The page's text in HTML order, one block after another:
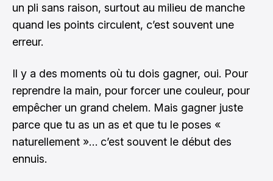
un pli sans raison, surtout au milieu de manche
quand les points circulent, c’est souvent une
erreur.
Il y a des moments où tu dois gagner, oui. Pour
reprendre la main, pour forcer une couleur, pour
empêcher un grand chelem. Mais gagner juste
parce que tu as un as et que tu le poses «
naturellement »… c’est souvent le début des
ennuis.